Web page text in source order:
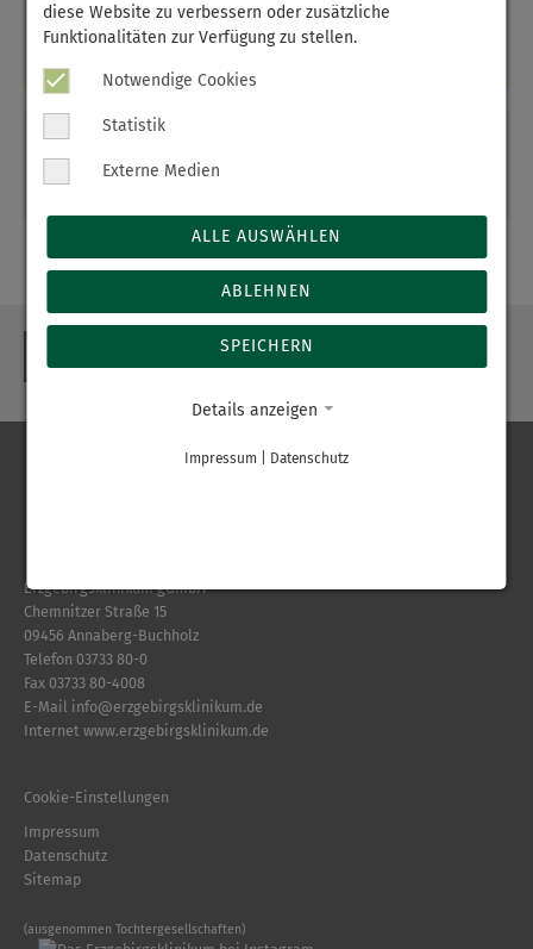
Erzgebirgsklinikum gGmbH, Station 13 / Kreißsaal,
Anmeldung
Tel.:03733 80-1300
Erzgebirgsklinikum gGmbH
Chemnitzer Straße 15
09456 Annaberg-Buchholz
Telefon 03733 80-0
Fax 03733 80-4008
E-Mail info@erzgebirgsklinikum.de
Internet www.erzgebirgsklinikum.de
Cookie-Einstellungen
Impressum
Datenschutz
Sitemap
(ausgenommen Tochtergesellschaften)
diese Website zu verbessern oder zusätzliche
Funktionalitäten zur Verfügung zu stellen.
Notwendige Cookies
Statistik
Externe Medien
ALLE AUSWÄHLEN
ABLEHNEN
SPEICHERN
Details anzeigen
Impressum Datenschutz